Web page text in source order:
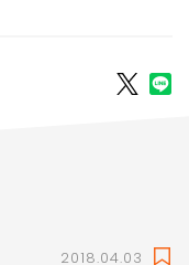
2018.04.03